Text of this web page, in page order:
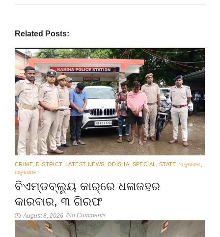
Related Posts:
CRIME DISTRICT, LATEST NEWS ODISHA SPECIAL STATE ଅନୁଗୋଳ
ଅନୁଗୋଳ
ବିଏମ୍‌ଡବ୍ଲ୍ୟୁ କାର୍‌ରେ ଧଳାଜହର
କାରବାର, ୩ ଗିରଫ
August 8, 2026 /No Comments